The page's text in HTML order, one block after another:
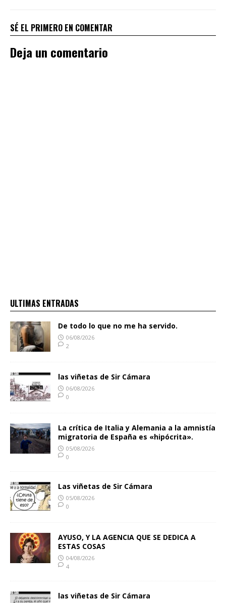
SÉ EL PRIMERO EN COMENTAR
Deja un comentario
ULTIMAS ENTRADAS
De todo lo que no me ha servido.
06/08/2026
2
las viñetas de Sir Cámara
06/08/2026
0
La crítica de Italia y Alemania a la amnistía
migratoria de España es «hipócrita».
05/08/2026
0
Las viñetas de Sir Cámara
05/08/2026
0
AYUSO, Y LA AGENCIA QUE SE DEDICA A
ESTAS COSAS
04/08/2026
4
las viñetas de Sir Cámara